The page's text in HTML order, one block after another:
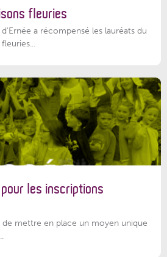
fleuries
a récompensé les lauréats du
les inscriptions
de mettre en place un moyen unique